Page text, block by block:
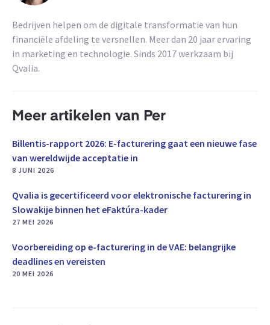
Bedrijven helpen om de digitale transformatie van hun
financiële afdeling te versnellen. Meer dan 20 jaar ervaring
in marketing en technologie. Sinds 2017 werkzaam bij
Qvalia.
Meer artikelen van Per
Billentis-rapport 2026: E-facturering gaat een nieuwe fase
van wereldwijde acceptatie in
8 JUNI 2026
Qvalia is gecertificeerd voor elektronische facturering in
Slowakije binnen het eFaktúra-kader
27 MEI 2026
Voorbereiding op e-facturering in de VAE: belangrijke
deadlines en vereisten
20 MEI 2026